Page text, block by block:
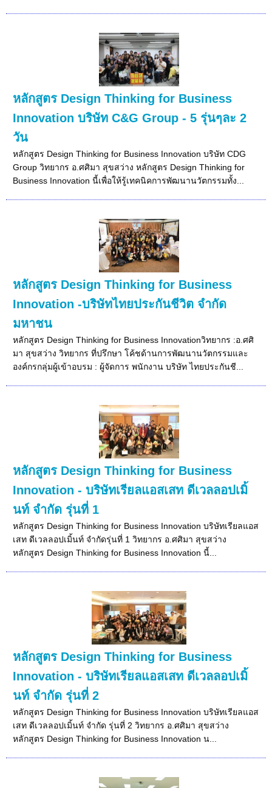
หลักสูตร Design Thinking for Business
Innovation บริษัท C&G Group - 5 รุ่นๆละ 2
วัน
หลักสูตร Design Thinking for Business Innovation บริษัท CDG
Group วิทยากร อ.ศศิมา สุขสว่าง หลักสูตร Design Thinking for
Business Innovation นี้เพื่อให้รู้เทคนิคการพัฒนานวัตกรรมทั้ง...
หลักสูตร Design Thinking for Business
Innovation -บริษัทไทยประกันชีวิต จำกัด
มหาชน
หลักสูตร Design Thinking for Business Innovationวิทยากร :อ.ศศิ
มา สุขสว่าง วิทยากร ที่ปรึกษา โค้ชด้านการพัฒนานวัตกรรมและ
องค์กรกลุ่มผู้เข้าอบรม : ผู้จัดการ พนักงาน บริษัท ไทยประกันชี...
หลักสูตร Design Thinking for Business
Innovation - บริษัทเรียลแอสเสท ดีเวลลอปเมิ้
นท์ จำกัด รุ่นที่ 1
หลักสูตร Design Thinking for Business Innovation บริษัทเรียลแอส
เสท ดีเวลลอปเมิ้นท์ จำกัดรุ่นที่ 1 วิทยากร อ.ศศิมา สุขสว่าง
หลักสูตร Design Thinking for Business Innovation นี้...
หลักสูตร Design Thinking for Business
Innovation - บริษัทเรียลแอสเสท ดีเวลลอปเมิ้
นท์ จำกัด รุ่นที่ 2
หลักสูตร Design Thinking for Business Innovation บริษัทเรียลแอส
เสท ดีเวลลอปเมิ้นท์ จำกัด รุ่นที่ 2 วิทยากร อ.ศศิมา สุขสว่าง
หลักสูตร Design Thinking for Business Innovation น...